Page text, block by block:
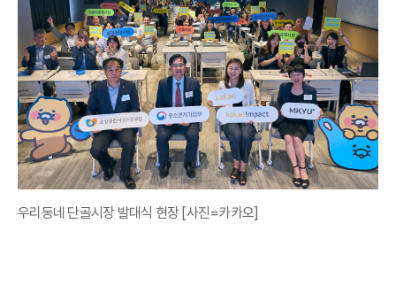
우리동네 단골시장 발대식 현장 [사진=카카오]